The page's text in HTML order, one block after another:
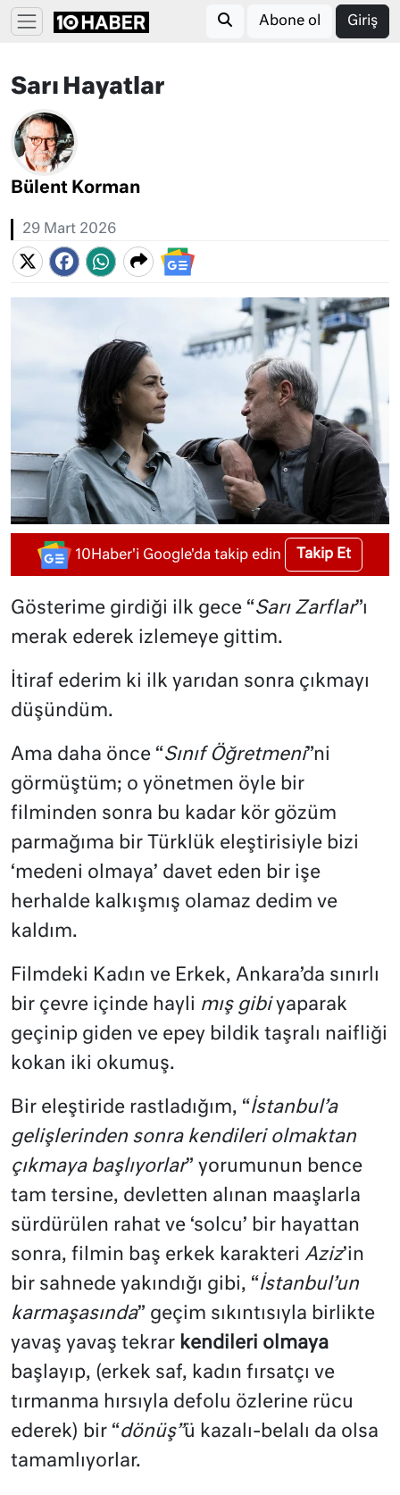
Abone ol Giriş
Sarı Hayatlar
Bülent Korman
29 Mart 2026
10Haber'i Google'da takip edin Takip Et
Gösterime girdiği ilk gece “Sarı Zarflar”ı
merak ederek izlemeye gittim.
İtiraf ederim ki ilk yarıdan sonra çıkmayı
düşündüm.
Ama daha önce “Sınıf Öğretmeni”ni
görmüştüm; o yönetmen öyle bir
filminden sonra bu kadar kör gözüm
parmağıma bir Türklük eleştirisiyle bizi
‘medeni olmaya’ davet eden bir işe
herhalde kalkışmış olamaz dedim ve
kaldım.
Filmdeki Kadın ve Erkek, Ankara’da sınırlı
bir çevre içinde hayli mış gibiyaparak
geçinip giden ve epey bildik taşralı naifliği
kokan iki okumuş.
Bir eleştiride rastladığım, “İstanbul’a
gelişlerinden sonra kendileri olmaktan
çıkmaya başlıyorlar” yorumunun bence
tam tersine, devletten alınan maaşlarla
sürdürülen rahat ve ‘solcu’ bir hayattan
sonra, filmin baş erkek karakteri Aziz’in
bir sahnede yakındığı gibi, “İstanbul’un
karmaşasında” geçim sıkıntısıyla birlikte
yavaş yavaş tekrar kendileri olmaya
başlayıp, (erkek saf, kadın fırsatçı ve
tırmanma hırsıyla defolu özlerine rücu
ederek) bir “dönüş”ü kazalı-belalı da olsa
tamamlıyorlar.